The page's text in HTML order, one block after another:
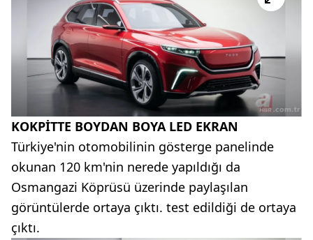
KOKPİTTE BOYDAN BOYA LED EKRAN
Türkiye'nin otomobilinin gösterge panelinde
okunan 120 km'nin nerede yapıldığı da
Osmangazi Köprüsü üzerinde paylaşılan
görüntülerde ortaya çıktı. test edildiği de ortaya
çıktı.